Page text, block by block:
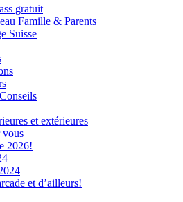
gratuit
Famille & Parents
Suisse
et extérieures
vous
2026!
et d’ailleurs!